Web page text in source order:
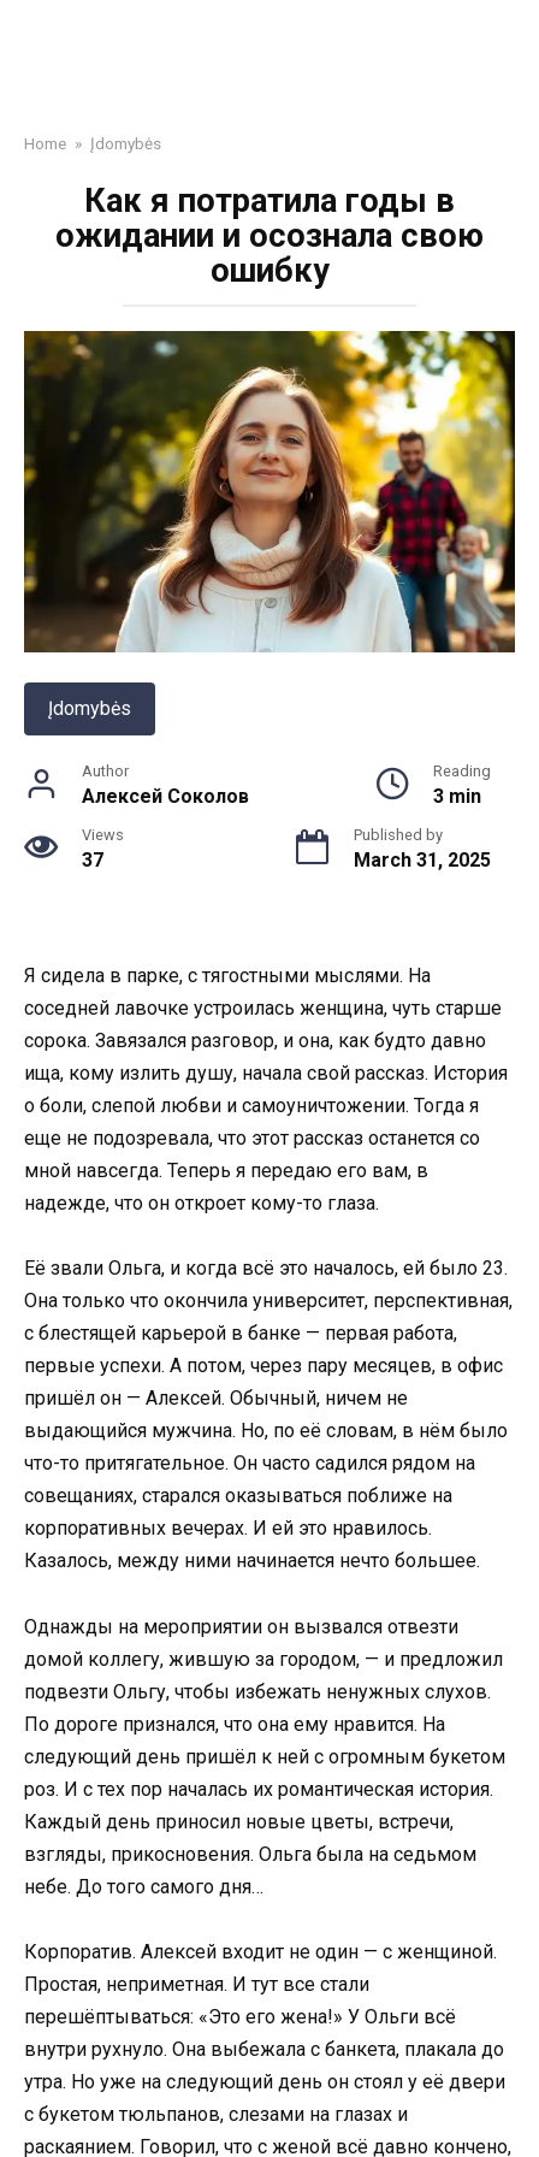
Home » Įdomybės
Как я потратила годы в
ожидании и осознала свою
ошибку
Įdomybės
Author
Алексей Соколов
Reading
3 min
Views
37
Published by
March 31, 2025
Я сидела в парке, с тягостными мыслями. На
соседней лавочке устроилась женщина, чуть старше
сорока. Завязался разговор, и она, как будто давно
ища, кому излить душу, начала свой рассказ. История
о боли, слепой любви и самоуничтожении. Тогда я
еще не подозревала, что этот рассказ останется со
мной навсегда. Теперь я передаю его вам, в
надежде, что он откроет кому-то глаза.
Её звали Ольга, и когда всё это началось, ей было 23.
Она только что окончила университет, перспективная,
с блестящей карьерой в банке — первая работа,
первые успехи. А потом, через пару месяцев, в офис
пришёл он — Алексей. Обычный, ничем не
выдающийся мужчина. Но, по её словам, в нём было
что-то притягательное. Он часто садился рядом на
совещаниях, старался оказываться поближе на
корпоративных вечерах. И ей это нравилось.
Казалось, между ними начинается нечто большее.
Однажды на мероприятии он вызвался отвезти
домой коллегу, жившую за городом, — и предложил
подвезти Ольгу, чтобы избежать ненужных слухов.
По дороге признался, что она ему нравится. На
следующий день пришёл к ней с огромным букетом
роз. И с тех пор началась их романтическая история.
Каждый день приносил новые цветы, встречи,
взгляды, прикосновения. Ольга была на седьмом
небе. До того самого дня…
Корпоратив. Алексей входит не один — с женщиной.
Простая, неприметная. И тут все стали
перешёптываться: «Это его жена!» У Ольги всё
внутри рухнуло. Она выбежала с банкета, плакала до
утра. Но уже на следующий день он стоял у её двери
с букетом тюльпанов, слезами на глазах и
раскаянием. Говорил, что с женой всё давно кончено,